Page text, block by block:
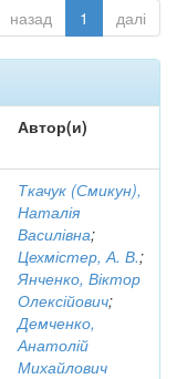
назад 1 далі
Автор(и)
Ткачук (Смикун),
Наталія
Василівна;
Цехмістер, А. В.;
Янченко, Віктор
Олексійович;
Демченко,
Анатолій
Михайлович